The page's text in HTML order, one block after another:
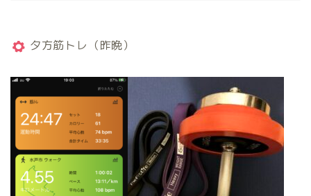
夕方筋トレ（昨晩）